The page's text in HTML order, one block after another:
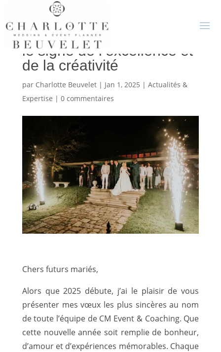
Une nouvelle année sous
le signe de l’excellence et
de la créativité
par Charlotte Beuvelet| Jan 1, 2025 | Actualités &
Expertise | 0 commentaires
Chers futurs mariés,
Alors que 2025 débute, j’ai le plaisir de vous
présenter mes vœux les plus sincères au nom
de toute l’équipe de CM Event & Coaching. Que
cette nouvelle année soit remplie de bonheur,
d’amour et d’expériences mémorables. Chaque